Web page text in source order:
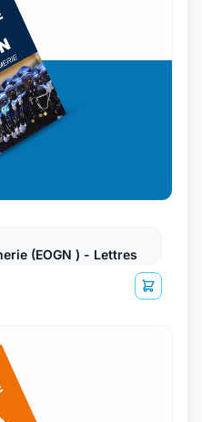
(EOGN ) - Lettres